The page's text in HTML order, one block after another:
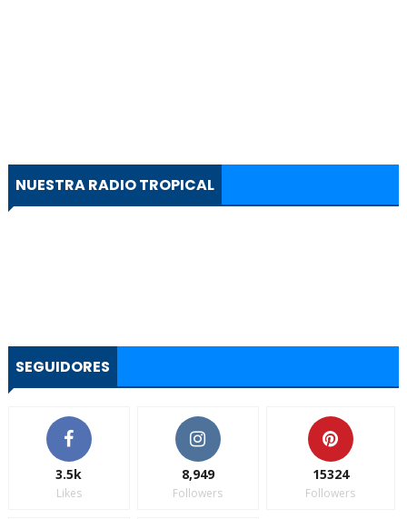
NUESTRA RADIO TROPICAL
SEGUIDORES
3.5k
Likes
8,949
Followers
15324
Followers